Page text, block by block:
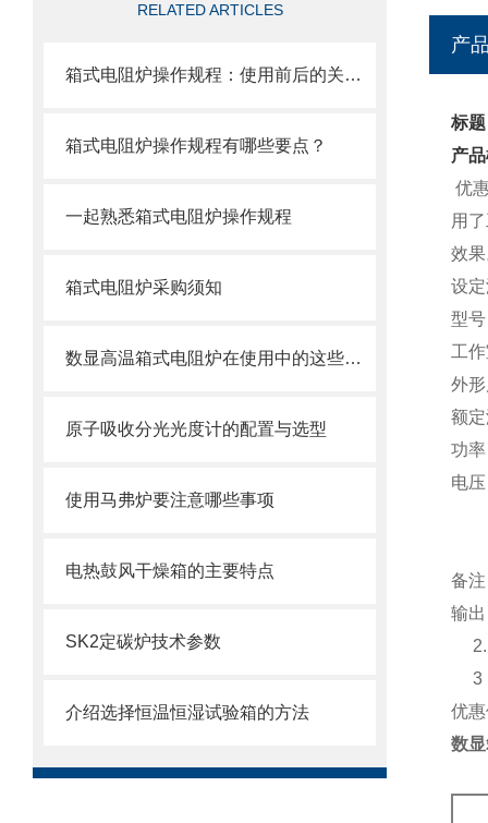
RELATED ARTICLES
箱式电阻炉操作规程：使用前后的关键注意事项
箱式电阻炉操作规程有哪些要点？
一起熟悉箱式电阻炉操作规程
箱式电阻炉采购须知
数显高温箱式电阻炉在使用中的这些要点你都清楚吗？
原子吸收分光光度计的配置与选型
使用马弗炉要注意哪些事项
电热鼓风干燥箱的主要特点
SK2定碳炉技术参数
介绍选择恒温恒湿试验箱的方法
产
标
产
优
用
效
设
型
工
外
额
功
电
备
输
3
优
数